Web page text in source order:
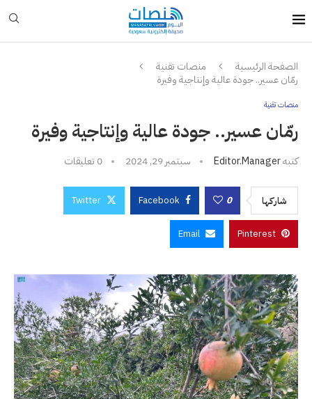
الصفحة الرئيسية
منصات تقنية
رمّان عسير.. جودة عالية وإنتاجية وفيرة
منصات تقنية
رمّان عسير.. جودة عالية وإنتاجية وفيرة
كتبهEditor.manager سبتمبر 29, 2024 0 تعليقات
شاركها 0
Facebook
Twitter
Pinterest
Email